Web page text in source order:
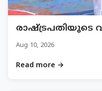
രാഷ്ട്രപതിയുടെ
Aug 10, 2026
Read more →